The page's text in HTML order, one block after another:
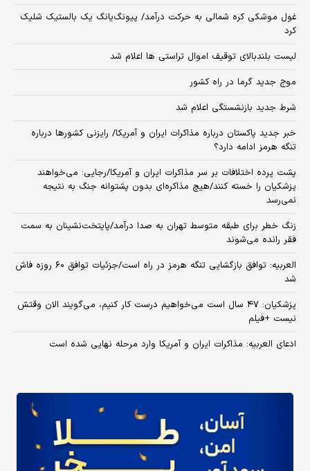
غول موشکی کره شمالی به حرکت درآمد/ پیونگ‌یانگ یک بالستیک شلیک
کرد
لیست بلندبالای توقیف اموال تراستی ها اعلام شد
موج جدید گرما در راه کشور
شرط جدید بازنشستگی اعلام شد
خبر جدید پاکستان درباره مذاکرات ایران و آمریکا/ رایزنی کشورها درباره
تنگه هرمز ادامه دارد؟
پشت پرده اختلافات بر سر مذاکرات ایران و آمریکا/رجایی: می‌خواهند
پزشکیان را خسته کنند/هیچ مذاکره‌ای بدون پشتوانه جنگ به نتیجه
نمی‌رسد
زنگ خطر برای طبقه متوسط تهران به صدا درآمد/پایتخت‌نشینان به سمت
فقر رانده می‌شوند
العربیه: توافق بازگشایی تنگه هرمز در راه است/جزئیات توافق ۶۰ روزه فاش
شد
پزشکیان: ۴۷ سال است می‌خواهیم درست کار کنیم، می‌گویند الان وقتش
نیست +فیلم
ادعای العربیه: مذاکرات ایران و آمریکا وارد مرحله نهایی شده است